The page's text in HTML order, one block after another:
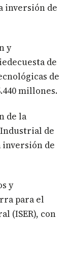
inversión de
y
de
de
millones.
de la
de
inversión de
y
para el
(ISER), con